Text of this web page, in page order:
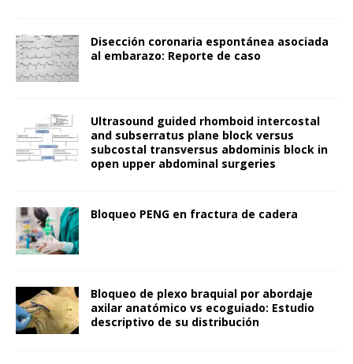
Disección coronaria espontánea asociada
al embarazo: Reporte de caso
Ultrasound guided rhomboid intercostal
and subserratus plane block versus
subcostal transversus abdominis block in
open upper abdominal surgeries
Bloqueo PENG en fractura de cadera
Bloqueo de plexo braquial por abordaje
axilar anatómico vs ecoguiado: Estudio
descriptivo de su distribución